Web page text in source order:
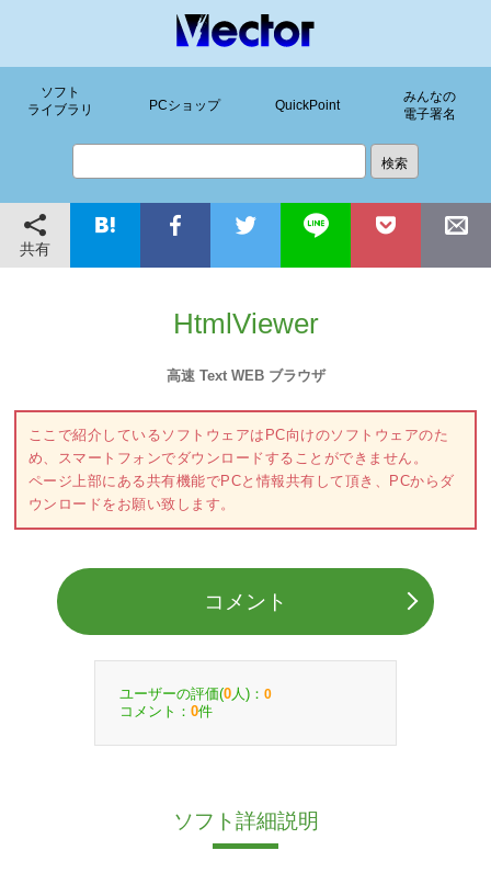
ソフト
ライブラリ
PCショップ QuickPoint
みんなの
電子署名
共有
HtmlViewer
高速 Text WEB ブラウザ
ここで紹介しているソフトウェアはPC向けのソフトウェアのた
め、スマートフォンでダウンロードすることができません。
ページ上部にある共有機能でPCと情報共有して頂き、PCからダ
ウンロードをお願い致します。
コメント
ユーザーの評価(0 人)： 0
コメント： 0件
ソフト詳細説明